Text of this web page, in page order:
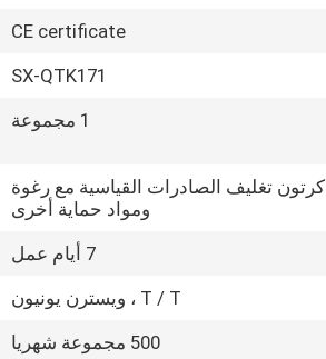
CE certificate
SX-QTK171
1 مجموعة
كرتون تغليف الصادرات القياسية مع رغوة
ومواد حماية أخرى
7 أيام عمل
T / T ، ويسترن يونيون
500 مجموعة شهريا